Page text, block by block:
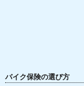
バイク保険の選び方